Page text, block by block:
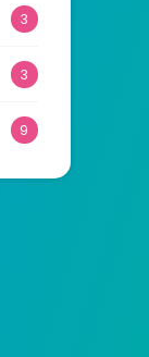
3
3
9